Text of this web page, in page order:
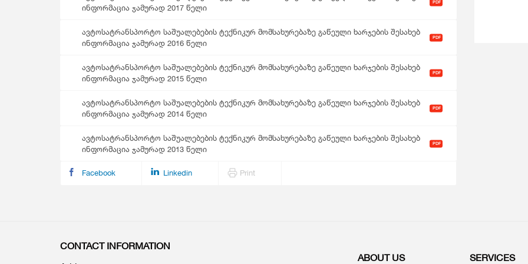
ინფორმაცია ჯამურად 2017 წელი
PDF
ავტოსატრანსპორტო საშუალებების ტექნიკურ მომსახურებაზე გაწეული ხარჯების შესახებ
ინფორმაცია ჯამურად 2016 წელი
PDF
ავტოსატრანსპორტო საშუალებების ტექნიკურ მომსახურებაზე გაწეული ხარჯების შესახებ
ინფორმაცია ჯამურად 2015 წელი
PDF
ავტოსატრანსპორტო საშუალებების ტექნიკურ მომსახურებაზე გაწეული ხარჯების შესახებ
ინფორმაცია ჯამურად 2014 წელი
PDF
ავტოსატრანსპორტო საშუალებების ტექნიკურ მომსახურებაზე გაწეული ხარჯების შესახებ
ინფორმაცია ჯამურად 2013 წელი
PDF
Facebook Linkedin Print
CONTACT INFORMATION
ABOUT US SERVICES